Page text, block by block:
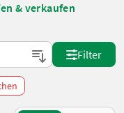
& verkaufen
Filter